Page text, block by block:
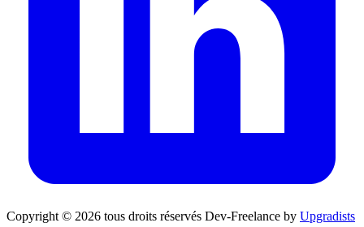
Copyright © 2026 tous droits réservés Dev-Freelance by Upgradists